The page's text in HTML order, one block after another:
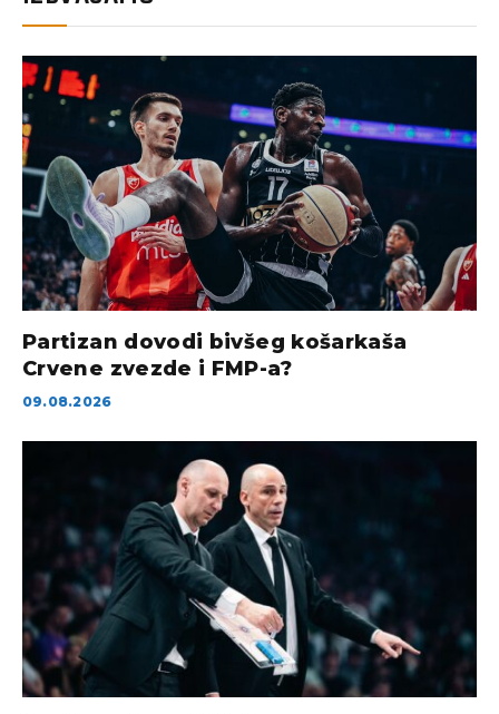
Partizan dovodi bivšeg košarkaša
Crvene zvezde i FMP-a?
09.08.2026